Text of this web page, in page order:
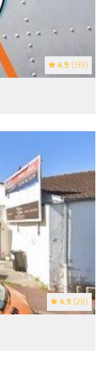
4.9 (133)
4.9 (28)